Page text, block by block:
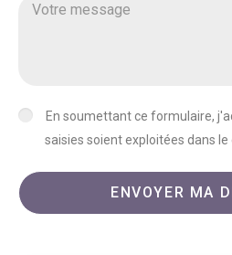
En soumettant ce formulaire,
saisies soient exploitées dans le
ENVOYER MA